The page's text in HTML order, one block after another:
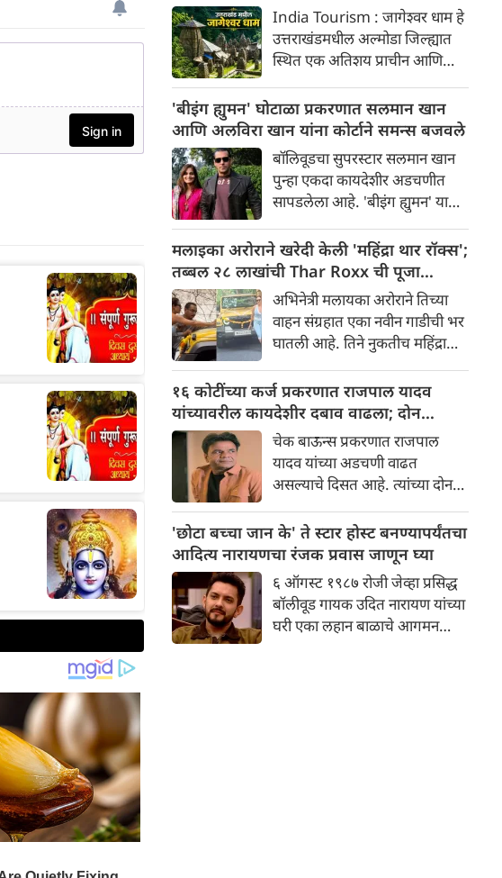
India Tourism : जागेश्वर धाम हे
उत्तराखंडमधील अल्मोडा जिल्ह्यात
स्थित एक अतिशय प्राचीन आणि
"देवाची दरी" असेही म्हणतात. हे
मंदिर अल्मोडा शहरापासून सुमारे 35-
37 किमी अंतरावर, जटागंगा नदीच्या
काठावर, घनदाट देवदार जंगलांमध्ये
वसलेले आहे
'बीइंग ह्युमन' घोटाळा प्रकरणात सलमान खान
आणि अलविरा खान यांना कोर्टाने समन्स बजवले
बॉलिवूडचा सुपरस्टार सलमान खान
पुन्हा एकदा कायदेशीर अडचणीत
सापडलेला आहे. 'बीइंग ह्युमन' या
प्रकरणात चंदीगड न्यायालयाने
अभिनेता सलमान खान, त्याची बहीण
अलविरा खान अग्निहोत्री आणि
स्टाईल अँड कंटेंट ज्वेलरी प्रायव्हेट
लिमिटेडच्या संचालकांना समन्स
बजावले आहे.
मलाइका अरोराने खरेदी केली 'महिंद्रा थार रॉक्स';
तब्बल २८ लाखांची Thar Roxx ची पूजा
करतानाचा व्हिडिओ व्हायरलअभिनेत्री मलायका अरोराने तिच्या
वाहन संग्रहात एका नवीन गाडीची भर
घातली आहे. तिने नुकतीच महिंद्रा
आहे. एका खाजगी समारंभात ही
एसयूव्ही तिला सुपूर्द करण्यात आली,
ज्याचा व्हिडिओ आता इंस्टाग्रामवर
मोठ्या प्रमाणावर शेअर केला जात
आहे. गाडी मिळाल्यानंतर, मलायकाने
तिच्या घरी पूजा-अर्चा देखील केली.
१६ कोटींच्या कर्ज प्रकरणात राजपाल यादव
यांच्यावरील कायदेशीर दबाव वाढला; दोन
मालमत्तांचा लिलाव होणारचेक बाऊन्स प्रकरणात राजपाल
यादव यांच्या अडचणी वाढत
असल्याचे दिसत आहे. त्यांच्या दोन
जाणार आहे. या दोन मालमत्ता
शहाजहानपूर या शहरात आणि एका
गावात आहे.
'छोटा बच्चा जान के' ते स्टार होस्ट बनण्यापर्यंतचा
आदित्य नारायणचा रंजक प्रवास जाणून घ्या
६ ऑगस्ट १९८७ रोजी जेव्हा प्रसिद्ध
बॉलीवूड गायक उदित नारायण यांच्या
घरी एका लहान बाळाचे आगमन